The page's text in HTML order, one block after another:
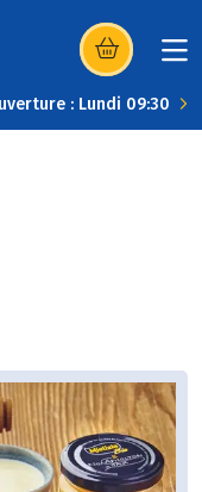
(s’ouvre dans
: Lundi 09:30